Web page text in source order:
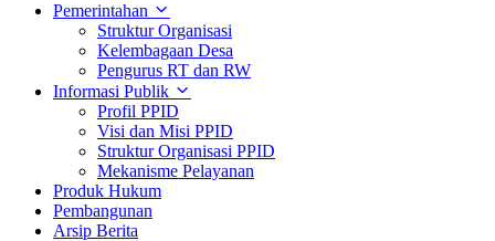
Pemerintahan
Struktur Organisasi
Kelembagaan Desa
Pengurus RT dan RW
Informasi Publik
Profil PPID
Visi dan Misi PPID
Struktur Organisasi PPID
Mekanisme Pelayanan
Produk Hukum
Pembangunan
Arsip Berita